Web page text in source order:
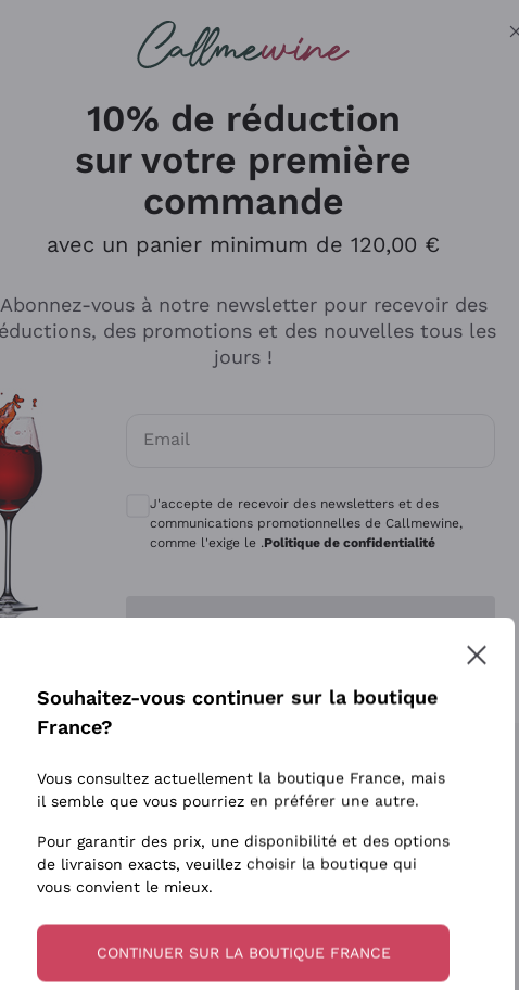
Explorer le catalogue
Producteurs
Mascarello Bartolo
Rinaldi Giuseppe
Tenuta San Leonardo
Alessandra Divella
Sedilesu
Ceretto
Les
Vignerons
Recoltant
Levures
Vins Faits en
Vins
Vins blancs
10% de réduction
sur votre première
commande
avec un panier minimum de 120,00 €
Abonnez-vous à notre newsletter pour recevoir des
des promotions et des nouvelles tous les
jours !
Email
Consentements optionnels pour recevoir
J'accepte de recevoir des newsletters et des
communications promotionnelles de Callmewine,
comme l'exige le .Politique de confidentialité
Enregistre-moi
plus d'informations, veuillez lire notrePolitique de confidentialité
Souhaitez-vous continuer sur la boutique
France?
Vous consultez actuellement la boutique France, mais
il semble que vous pourriez en préférer une autre.
Pour garantir des prix, une disponibilité et des options
de livraison exacts, veuillez choisir la boutique qui
vous convient le mieux.
CONTINUER SUR LA BOUTIQUE FRANCE